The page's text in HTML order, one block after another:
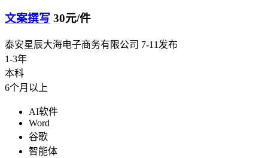
文案撰写 30元/件
泰安星辰大海电子商务有限公司 7-11发布
1-3年
本科
6个月以上
AI软件
Word
谷歌
智能体